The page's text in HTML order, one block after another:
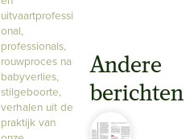
uitvaartprofessi
onal,
professionals,
rouwproces na
babyverlies,
stilgeboorte,
verhalen uit de
praktijk van
Andere
berichten